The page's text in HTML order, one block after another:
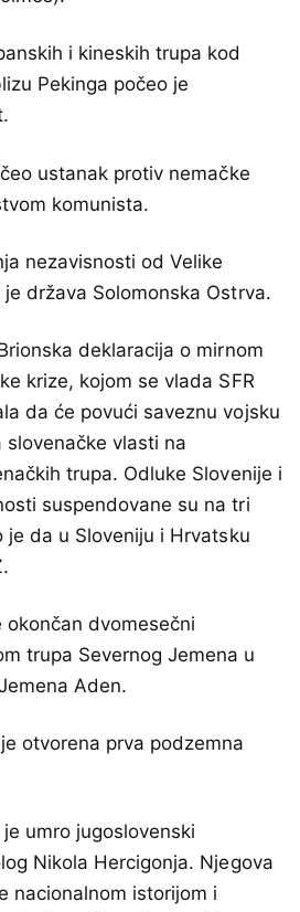
i kineskih trupa kod
Pekinga počeo je
ustanak protiv nemačke
komunista.
nezavisnosti od Velike
država Solomonska Ostrva.
deklaracija o mirnom
krize, kojom se vlada SFR
da će povući saveznu vojsku
slovenačke vlasti na
trupa. Odluke Slovenije i
suspendovane su na tri
je da u Sloveniju i Hrvatsku
dvomesečni
trupa Severnog Jemena u
Aden.
otvorena prva podzemna
umro jugoslovenski
Nikola Hercigonja. Njegova
nacionalnom istorijom i